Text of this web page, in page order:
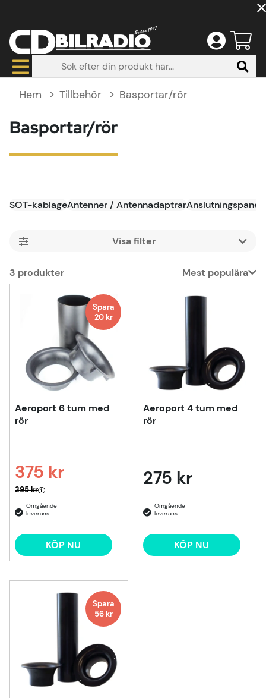
Hem Tillbehör Basportar/rör
Basportar/rör
SOT-kablageAntenner / Antennadaptrar
Filtrera
3 produkter
Mest populära
Spara
20kr
Aeroport 6 tum med
rör
375 kr
Ordinarie pris:
395 kr
KÖP NU
Aeroport 4 tum med
rör
275 kr
KÖP NU
Spara
56kr